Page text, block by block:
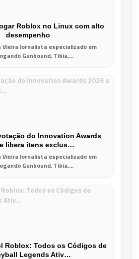
Roblox no Linux com alto
desempenho
Jornalista especializado em
Gunbound, Tibia,...
do Innovation Awards
libera itens exclus…
Jornalista especializado em
Gunbound, Tibia,...
Roblox: Todos os Códigos de
Legends Ativ…